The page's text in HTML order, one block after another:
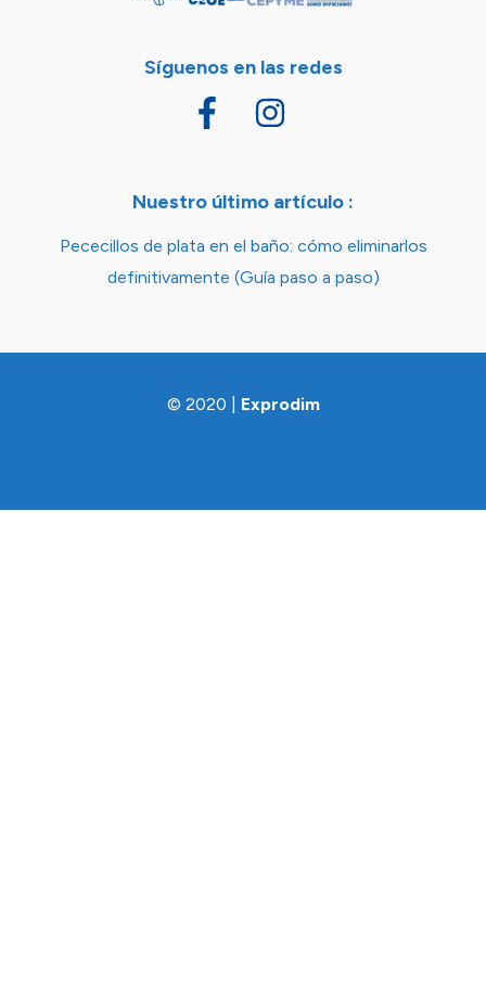
Síguenos en las redes
Nuestro último artículo :
Pececillos de plata en el baño: cómo eliminarlos
definitivamente (Guía paso a paso)
© 2020 | Exprodim